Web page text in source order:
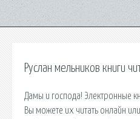
Руслан мельников книги
Дамы и господа! Электронные
Вы можете их читать онлайн